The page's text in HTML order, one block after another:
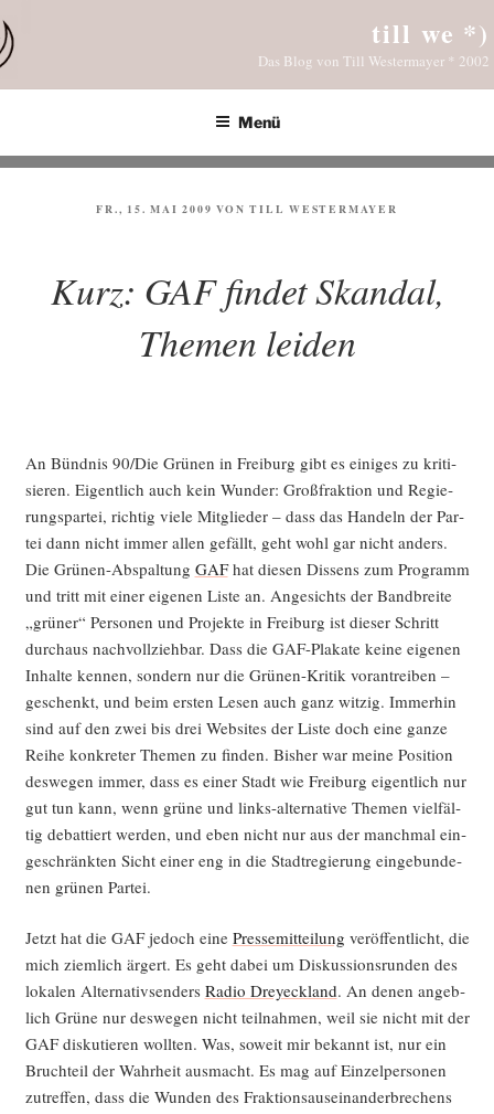
Inhalt
springen
till we *)
Das Blog von Till Westermayer * 2002
Menü
VERÖFFENTLICHT
FR., 15. MAI 2009 VONTILL WESTERMAYER
Kurz: GAF findet Skandal,
Themen leiden
An Bünd­nis 90/Die Grü­nen in Frei­burg gibt es eini­ges zu kri­ti­
sie­ren. Eigent­lich auch kein Wun­der: Groß­frak­ti­on und Regie­
rungs­par­tei, rich­tig vie­le Mit­glie­der – dass das Han­deln der Par­
tei dann nicht immer allen gefällt, geht wohl gar nicht anders.
Die Grü­nen-Abspal­tung GAFhat die­sen Dis­sens zum Pro­gramm
und tritt mit einer eige­nen Lis­te an. Ange­sichts der Band­brei­te
„grü­ner“ Per­so­nen und Pro­jek­te in Frei­burg ist die­ser Schritt
durch­aus nach­voll­zieh­bar. Dass die GAF-Pla­ka­te kei­ne eige­nen
Inhal­te ken­nen, son­dern nur die Grü­nen-Kri­tik vor­an­trei­ben –
geschenkt, und beim ers­ten Lesen auch ganz wit­zig. Immer­hin
sind auf den zwei bis drei Web­sites der Lis­te doch eine gan­ze
Rei­he kon­kre­ter The­men zu fin­den. Bis­her war mei­ne Posi­ti­on
des­we­gen immer, dass es einer Stadt wie Frei­burg eigent­lich nur
gut tun kann, wenn grü­ne und links-alter­na­ti­ve The­men viel­fäl­
tig debat­tiert wer­den, und eben nicht nur aus der manch­mal ein­
ge­schränk­ten Sicht einer eng in die Stadt­re­gie­rung ein­ge­bun­de­
nen grü­nen Partei.
Jetzt hat die GAF jedoch eine Pres­se­mit­tei­lung ver­öf­fent­licht, die
mich ziem­lich ärgert. Es geht dabei um Dis­kus­si­ons­run­den des
loka­len Alter­na­tiv­sen­ders Radio Dreyeck­land. An denen angeb­
lich Grü­ne nur des­we­gen nicht teil­nah­men, weil sie nicht mit der
GAF dis­ku­tie­ren woll­ten. Was, soweit mir bekannt ist, nur ein
Bruch­teil der Wahr­heit aus­macht. Es mag auf Ein­zel­per­so­nen
zutref­fen, dass die Wun­den des Frak­ti­ons­aus­ein­an­der­bre­chens